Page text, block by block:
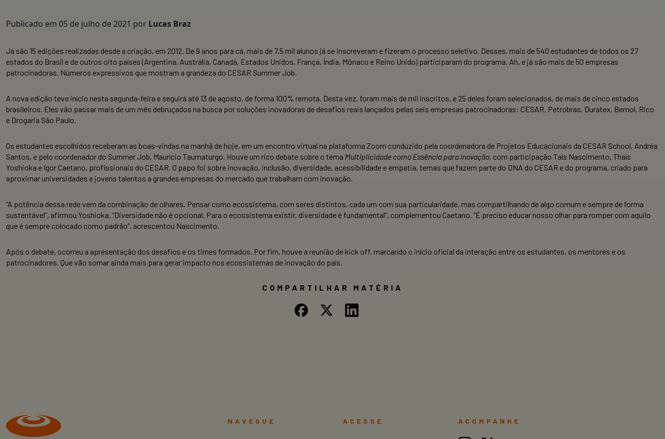
Publicado em 05 de julho de 2021 por Lucas Braz
Já são 15 edições realizadas desde a criação, em 2012. De 9 anos para cá, mais de 7,5 mil alunos já se inscreveram e fizeram o processo seletivo. Desses, mais de 540 estudantes de todos os 27
estados do Brasil e de outros oito países (Argentina, Austrália, Canadá, Estados Unidos, França, Índia, Mônaco e Reino Unido) participaram do programa. Ah, e já são mais de 50 empresas
patrocinadoras. Números expressivos que mostram a grandeza do CESAR Summer Job.
A nova edição teve início nesta segunda-feira e seguirá até 13 de agosto, de forma 100% remota. Desta vez, foram mais de mil inscritos, e 25 deles foram selecionados, de mais de cinco estados
brasileiros. Eles vão passar mais de um mês debruçados na busca por soluções inovadoras de desafios reais lançados pelas seis empresas patrocinadoras: CESAR, Petrobras, Duratex, Bemol, Rico
e Drogaria São Paulo.
Os estudantes escolhidos receberam as boas-vindas na manhã de hoje, em um encontro virtual na plataforma Zoom conduzido pela coordenadora de Projetos Educacionais da CESAR School, Andréa
Santos, e pelo coordenador do Summer Job, Maurício Taumaturgo. Houve um rico debate sobre o tema Multiplicidade como Essência para Inovação, com participação Taís Nascimento, Thaís
Yoshioka e Igor Caetano, profissionais do CESAR. O papo foi sobre inovação, inclusão, diversidade, acessibilidade e empatia, temas que fazem parte do DNA do CESAR e do programa, criado para
aproximar universidades e jovens talentos a grandes empresas do mercado que trabalham com inovação.
“A potência dessa rede vem da combinação de olhares. Pensar como ecossistema, com seres distintos, cada um com sua particularidade, mas compartilhando de algo comum e sempre de forma
sustentável”, afirmou Yoshioka. “Diversidade não é opcional. Para o ecossistema existir, diversidade é fundamental”, complementou Caetano. “É preciso educar nosso olhar para romper com aquilo
que é sempre colocado como padrão”, acrescentou Nascimento.
Após o debate, ocorreu a apresentação dos desafios e os times formados. Por fim, houve a reunião de kick off, marcando o início oficial da interação entre os estudantes, os mentores e os
patrocinadores. Que vão somar ainda mais para gerar impacto nos ecossistemas de inovação do país.
COMPARTILHAR MATÉRIA
NAVEGUE ACESSE ACOMPANHE